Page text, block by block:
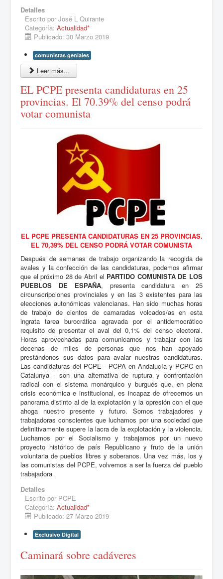
Detalles
Escrito por José L Quirante
Categoría: Actualidad*
Publicado: 30 Marzo 2019
comunistas geniales
Leer más...
EL PCPE presenta candidaturas en 25
provincias. El 70.39% del censo podrá
votar comunista
EL PCPE PRESENTA CANDIDATURAS EN 25 PROVINCIAS.
EL 70,39% DEL CENSO PODRÁ VOTAR COMUNISTA
Después de semanas de trabajo organizando la recogida de
avales y la confección de las candidaturas, podemos afirmar
que el próximo 28 de Abril el PARTIDO COMUNISTA DE LOS
PUEBLOS DE ESPAÑA, presenta candidatura en 25
circunscripciones provinciales y en las 3 existentes para las
elecciones autonómicas valencianas. Han sido muchas horas
de trabajo de cientos de camaradas volcados/as en esta
ingrata tarea burocrática agravada por el antidemocrático
requisito de presentar el aval del 0,1% del censo electoral.
Horas aprovechadas para comunicarnos y trabajar con las
decenas de miles de personas que nos han apoyado
prestándonos sus datos para avalar nuestras candidaturas.
Las candidaturas del PCPE - PCPA en Andalucía y PCPC en
Catalunya - son una alternativa de ruptura y confrontación
radical con el sistema monárquico y burgués que, en plena
crisis económica e institucional, es incapaz de ofrecernos un
panorama distinto al de la explotación y la opresión con el que
ahoga nuestro presente y futuro. Somos trabajadores y
trabajadoras conscientes que luchamos por una sociedad que
definitivamente supere la lacra de la explotación y la violencia.
Luchamos por el Socialismo y trabajamos por un nuevo
proyecto histórico de país Republicano y fruto de la unión
voluntaria de pueblos libres y soberanos. Una vez más, los y
las comunistas del PCPE, volvemos a ser la fuerza del pueblo
trabajadora
Detalles
Escrito por PCPE
Categoría: Actualidad*
Publicado: 27 Marzo 2019
Exclusivo Digital
Caminará sobre cadáveres